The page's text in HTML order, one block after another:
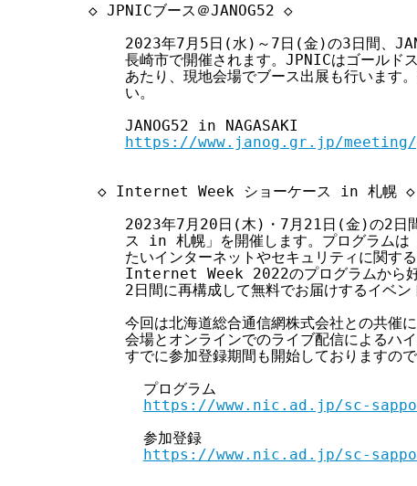
◇ JPNICブース＠JANOG52 ◇
2023年7月5日(水)～7日(金)の3日間、
長崎市で開催されます。JPNICはゴールド
あたり、現地会場でブース出展も行います
     い。
     JANOG52 in NAGASAKI
https://www.janog.gr.jp/meeting/
  ◇ Internet Week ショーケース in 札幌 ◇
2023年7月20日(木)・7月21日(金)の2日
ス in 札幌」を開催します。プログラムは
たいインターネットやセキュリティに関する
Internet Week 2022のプログラムから好
2日間に再構成して無料でお届けするイベン
今回は北海道総合通信網株式会社との共催
会場とオンラインでのライブ配信によるハイ
すでに参加登録期間も開始しておりますので
       プログラム
https://www.nic.ad.jp/sc-
       参加登録
https://www.nic.ad.jp/sc-